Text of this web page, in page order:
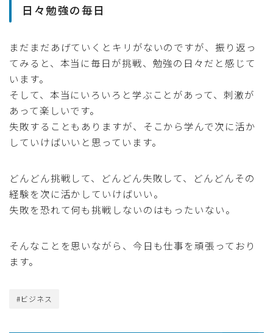
日々勉強の毎日
まだまだあげていくとキリがないのですが、振り返っ
てみると、本当に毎日が挑戦、勉強の日々だと感じて
います。
そして、本当にいろいろと学ぶことがあって、刺激が
あって楽しいです。
失敗することもありますが、そこから学んで次に活か
していけばいいと思っています。
どんどん挑戦して、どんどん失敗して、どんどんその
経験を次に活かしていけばいい。
失敗を恐れて何も挑戦しないのはもったいない。
そんなことを思いながら、今日も仕事を頑張っており
ます。
#ビジネス